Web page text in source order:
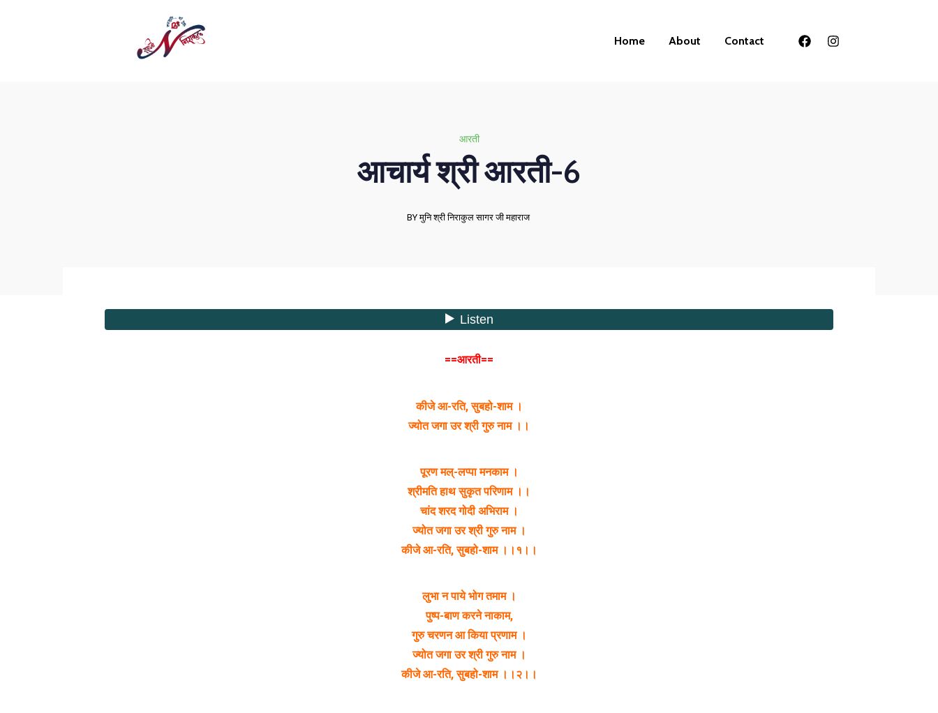
Home About Contact
आरती
आचार्य श्री आरती-6
BY मुनि श्री निराकुल सागर जी महाराज
==आरती==
कीजे आ-रति, सुबहो-शाम ।
ज्योत जगा उर श्री गुरु नाम ।।
पूरण मल्-लप्पा मनकाम ।
श्रीमति हाथ सुकृत परिणाम ।।
चांद शरद गोदी अभिराम ।
ज्योत जगा उर श्री गुरु नाम ।
कीजे आ-रति, सुबहो-शाम ।।१।।
लुभा न पाये भोग तमाम ।
पुष्प-बाण करने नाकाम,
गुरु चरणन आ किया प्रणाम ।
ज्योत जगा उर श्री गुरु नाम ।
कीजे आ-रति, सुबहो-शाम ।।२।।